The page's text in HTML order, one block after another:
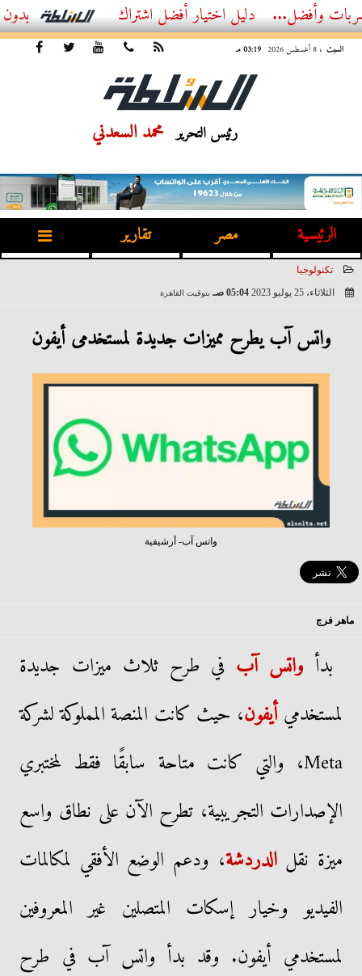
أفضل اشتراك IPTV بدون تقطيع 2026 – دليل المشاهد العصري
السبت ، 8 أغسطس 2026 03:19 مـ
رئيس التحرير محمد السعدني
الرئيسية مصر تقارير
تكنولوجيا
الثلاثاء، 25 يوليو 2023
05:04 صـ بتوقيت القاهرة
واتس آب يطرح مميزات جديدة لمستخدمى أيفون
واتس آب- أرشيفية
ماهر فرج
بدأ واتس آب في طرح ثلاث ميزات جديدة
لمستخدميأيفون، حيث كانت المنصة المملوكة لشركة
Meta، والتي كانت متاحة سابقًا فقط لمختبري
الإصدارات التجريبية، تطرح الآن على نطاق واسع
ميزة نقلالدردشة، ودعم الوضع الأفقي لمكالمات
الفيديو وخيار إسكات المتصلين غير المعروفين
لمستخدمي أيفون. وقد بدأ واتس آب في طرح